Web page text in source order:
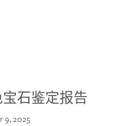
宝石鉴定报告
9, 2025